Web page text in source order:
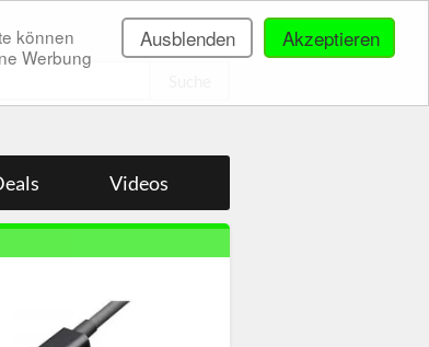
Akzeptieren
Ausblenden
können
Werbung
Videos